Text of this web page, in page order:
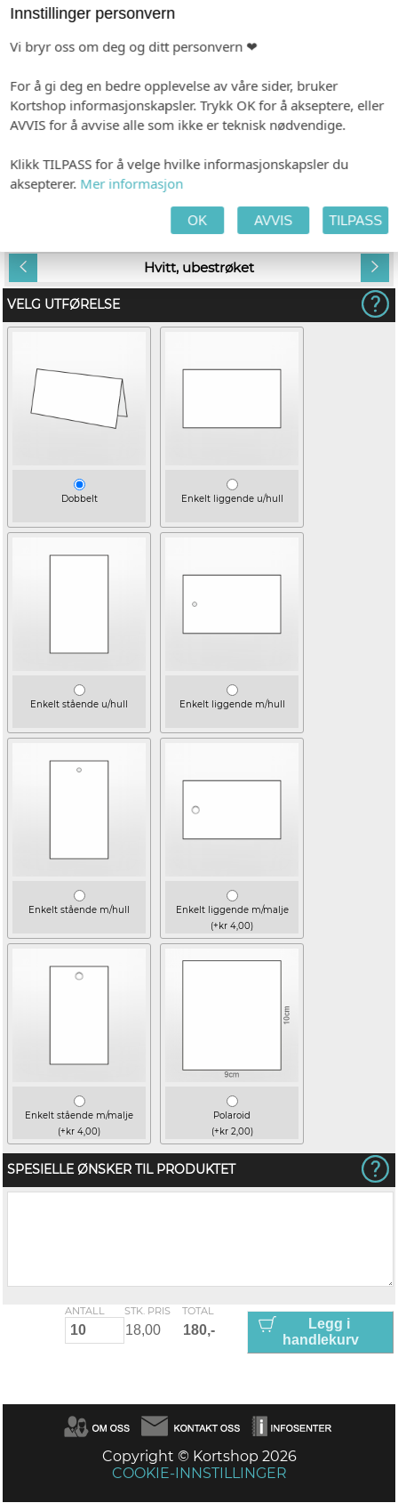
Gjestens navn i produkt
Hvitt, ubestrøket
VELG UTFØRELSE
Dobbelt Enkelt liggende u/hull
Enkelt stående u/hull Enkelt liggende m/hull
Enkelt stående m/hull
Enkelt liggende m/malje
(+kr 4,00)
Enkelt stående m/malje
(+kr 4,00)
Polaroid
(+kr 2,00)
SPESIELLE ØNSKER TIL PRODUKTET
ANTALL STK. PRIS TOTAL
Legg i
handlekurv
Copyright © Kortshop 2026
COOKIE-INNSTILLINGER
Innstillinger personvern
Vi bryr oss om deg og ditt personvern ❤
For å gi deg en bedre opplevelse av våre sider, bruker
Kortshop informasjonskapsler. Trykk OK for å akseptere, eller
AVVIS for å avvise alle som ikke er teknisk nødvendige.
Klikk TILPASS for å velge hvilke informasjonskapsler du
aksepterer. Mer informasjon
OK AVVIS TILPASS